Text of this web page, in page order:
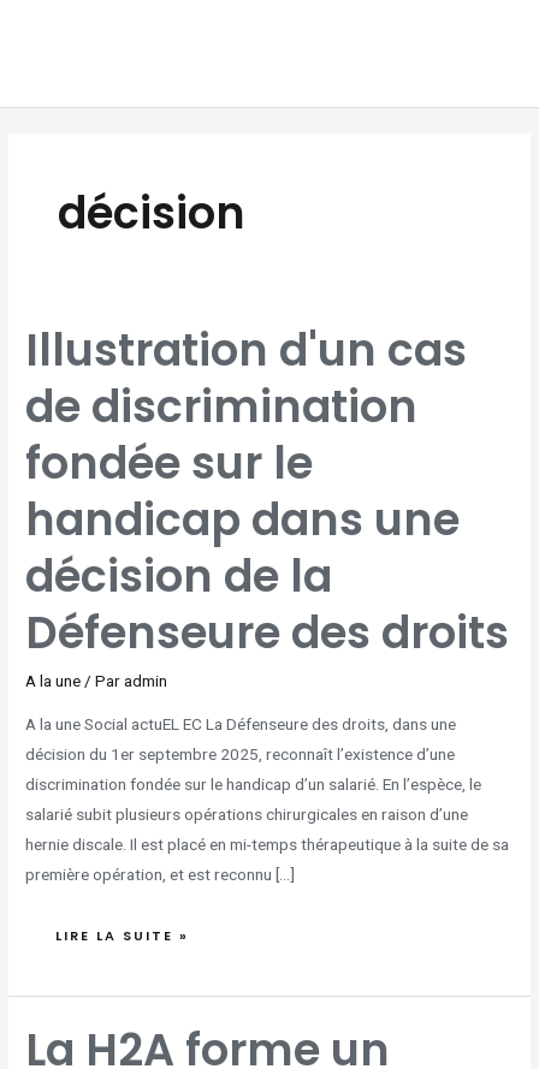
décision
Illustration d'un cas
de discrimination
fondée sur le
handicap dans une
décision de la
Défenseure des droits
A la une/ Paradmin
A la une Social actuEL EC La Défenseure des droits, dans une
décision du 1er septembre 2025, reconnaît l’existence d’une
discrimination fondée sur le handicap d’un salarié. En l’espèce, le
salarié subit plusieurs opérations chirurgicales en raison d’une
hernie discale. Il est placé en mi-temps thérapeutique à la suite de sa
première opération, et est reconnu […]
D'UN
DE
FONDÉE
SUR
LE
HANDICAP
DÉCISION
DE
LA
DES
DROITS
LIRE LA SUITE »
La H2A forme un
H2A
FORME
UN